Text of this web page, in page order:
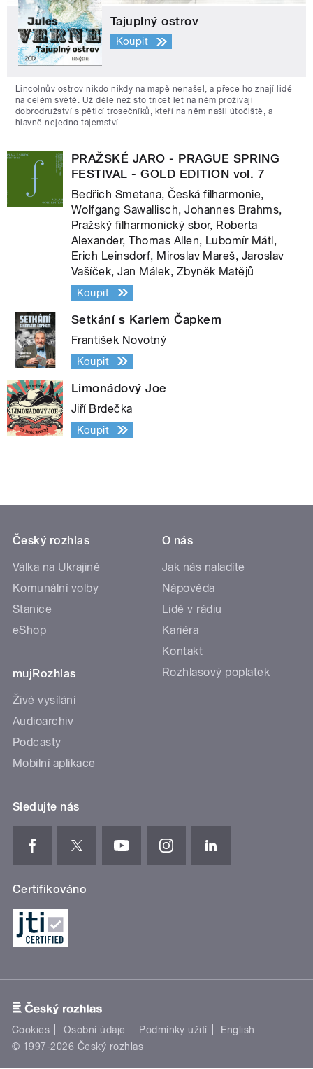
Tajuplný ostrov
Koupit
Lincolnův ostrov nikdo nikdy na mapě nenašel, a přece ho znají lidé
na celém světě. Už déle než sto třicet let na něm prožívají
dobrodružství s pěticí trosečníků, kteří na něm našli útočiště, a
hlavně nejedno tajemství.
PRAŽSKÉ JARO - PRAGUE SPRING
FESTIVAL - GOLD EDITION vol. 7
Bedřich Smetana, Česká filharmonie,
Wolfgang Sawallisch, Johannes Brahms,
Pražský filharmonický sbor, Roberta
Alexander, Thomas Allen, Lubomír Mátl,
Erich Leinsdorf, Miroslav Mareš, Jaroslav
Vašíček, Jan Málek, Zbyněk Matějů
Koupit
Setkání s Karlem Čapkem
František Novotný
Koupit
Limonádový Joe
Jiří Brdečka
Koupit
Český rozhlas
Válka na Ukrajině
Komunální volby
Stanice
eShop
mujRozhlas
Živé vysílání
Audioarchiv
Podcasty
Mobilní aplikace
O nás
Jak nás naladíte
Nápověda
Lidé v rádiu
Kariéra
Kontakt
Rozhlasový poplatek
Sledujte nás
Certifikováno
Cookies Osobní údaje Podmínky užití
English
© 1997-2026 Český rozhlas